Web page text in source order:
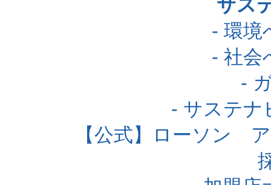
サス
- 環境
- 社会
-
- サステナ
【公式】ローソン